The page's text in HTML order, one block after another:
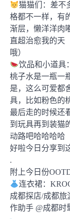
猫猫们：差不
格都不一样，有
渐层，懒洋洋肉
直超治愈我的天
哦）
饮品和小道具
桃子水是一瓶一
是，这么可爱都
具，比如粉色的
最后走的时候还
到玩具再到装猫
动路吧哈哈哈哈
好啦今日分享到
.
附上今日份
连衣裙：
成都探店/成都旅
作助手 @成都时